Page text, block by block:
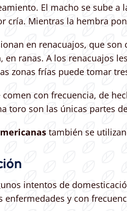
El macho se sube
cría. Mientras la hembra
en renacuajos, que
en ranas. A los renacuajos
zonas frías puede tomar
comen con frecuencia, de
toro son las únicas partes
también se
intentos de
enfermedades y con